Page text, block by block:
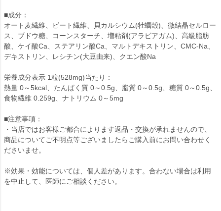
■成分：
オート麦繊維、ビート繊維、貝カルシウム(牡蠣殻)、微結晶セルロー
ス、ブドウ糖、コーンスターチ、増粘剤(アラビアガム)、高級脂肪
酸、ケイ酸Ca、ステアリン酸Ca、マルトデキストリン、CMC-Na、
デキストリン、レシチン(大豆由来)、クエン酸Na
栄養成分表示 1粒(528mg)当たり：
熱量 0～5kcal、たんぱく質 0～0.5g、脂質 0～0.5g、糖質 0～0.5g、
食物繊維 0.259g、ナトリウム 0～5mg
■注意事項：
・当店ではお客様ご都合によります返品・交換が承れませんので、
商品についてご不明点等ございましたらご購入前にお問い合わせく
ださいませ。
※効果・効能については、個人差があります。合わない場合は利用
を中止して、医師にご相談ください。